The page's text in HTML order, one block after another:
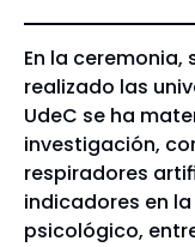
En la
realizado las
UdeC se ha
investigación,
respiradores
indicadores en
psicológico,